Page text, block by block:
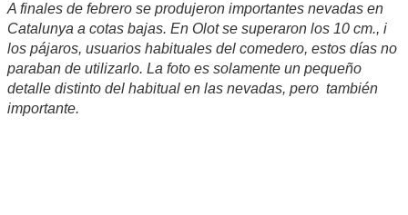
A finales de febrero se produjeron importantes nevadas en
Catalunya a cotas bajas. En Olot se superaron los 10 cm., i
los pájaros, usuarios habituales del comedero, estos días no
paraban de utilizarlo. La foto es solamente un pequeño
detalle distinto del habitual en las nevadas, pero también
importante.